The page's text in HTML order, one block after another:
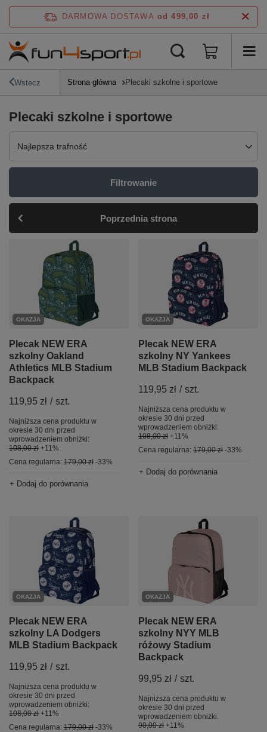
DARMOWA DOSTAWA od 499,00 zł
Wstecz Strona główna Plecaki szkolne i sportowe
Plecaki szkolne i sportowe
Zmień sortowanie
Najlepsza trafność
Filtrowanie
Poprzednia strona
OKAZJA
Plecak NEW ERA
szkolny Oakland
Athletics MLB Stadium
Backpack
119,95 zł / szt.
Najniższa cena produktu w
okresie 30 dni przed
wprowadzeniem obniżki:
108,00 zł +11%
Cena regularna: 179,00 zł -33%
+ Dodaj do porównania
OKAZJA
Plecak NEW ERA
szkolny NY Yankees
MLB Stadium Backpack
119,95 zł / szt.
Najniższa cena produktu w
okresie 30 dni przed
wprowadzeniem obniżki:
108,00 zł +11%
Cena regularna: 179,00 zł -33%
+ Dodaj do porównania
OKAZJA
Plecak NEW ERA
szkolny LA Dodgers
MLB Stadium Backpack
119,95 zł / szt.
Najniższa cena produktu w
okresie 30 dni przed
wprowadzeniem obniżki:
108,00 zł +11%
Cena regularna: 179,00 zł -33%
OKAZJA
Plecak NEW ERA
szkolny NYY MLB
różowy Stadium
Backpack
99,95 zł / szt.
Najniższa cena produktu w
okresie 30 dni przed
wprowadzeniem obniżki:
90,00 zł +11%